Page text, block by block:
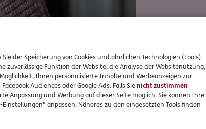
und Vorsorge
der Speicherung von Cookies und ähnlichen Technologien (Tools)
zuverlässige Funktion der Website, die Analyse der Websitenutzung,
Ihnen personalisierte Inhalte und Werbeanzeigen zur
Audiences oder Google Ads. Falls Sienicht zustimmen
Anpassung und Werbung auf dieser Seite möglich. Sie können Ihre
anpassen. Näheres zu den eingesetzten Tools finden